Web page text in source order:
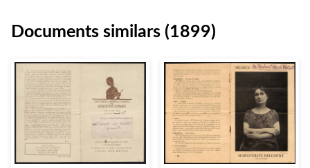
Documents similars (1899)